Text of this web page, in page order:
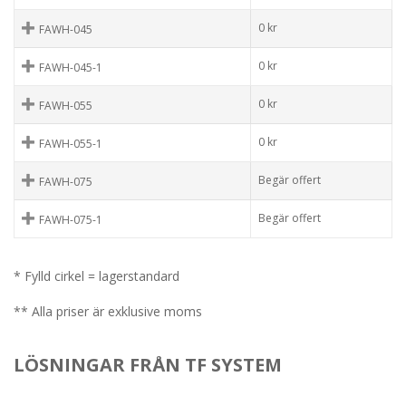
FAWH-045 0 kr
FAWH-045-1 0 kr
FAWH-055 0 kr
FAWH-055-1 0 kr
FAWH-075 Begär offert
FAWH-075-1 Begär offert
* Fylld cirkel = lagerstandard
** Alla priser är exklusive moms
LÖSNINGAR FRÅN TF SYSTEM